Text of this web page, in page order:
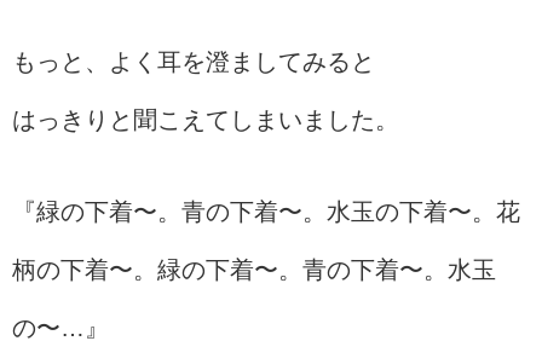
もっと、よく耳を澄ましてみると
はっきりと聞こえてしまいました。
『緑の下着〜。青の下着〜。水玉の下着〜。花
柄の下着〜。緑の下着〜。青の下着〜。水玉
の〜…』